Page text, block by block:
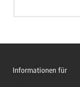
Informationen für